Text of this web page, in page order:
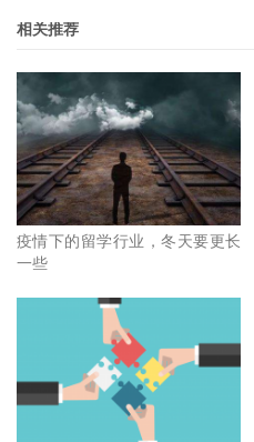
相关推荐
疫情下的留学行业，冬天要更长
一些